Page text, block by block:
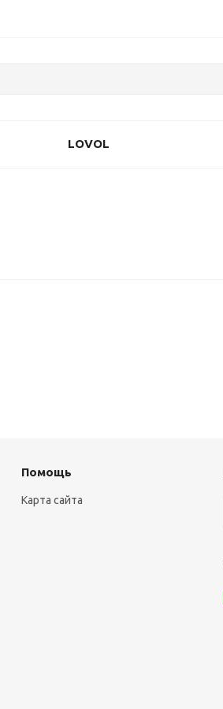
LOVOL
Помощь
Карта сайта